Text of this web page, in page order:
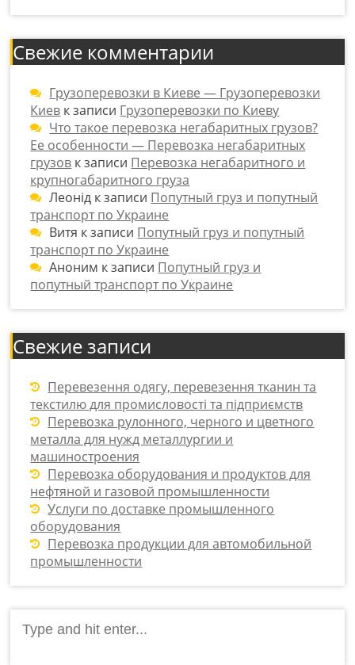
Свежие комментарии
Грузоперевозки в Киеве — Грузоперевозки
Киев к записи Грузоперевозки по Киеву
Что такое перевозка негабаритных грузов?
Ее особенности — Перевозка негабаритных
грузов к записи Перевозка негабаритного и
крупногабаритного груза
Леонід к записи Попутный груз и попутный
транспорт по Украине
Витя к записи Попутный груз и попутный
транспорт по Украине
Аноним к записи Попутный груз и
попутный транспорт по Украине
Свежие записи
Перевезення одягу, перевезення тканин та
текстилю для промисловості та підприємств
Перевозка рулонного, черного и цветного
металла для нужд металлургии и
машиностроения
Перевозка оборудования и продуктов для
нефтяной и газовой промышленности
Услуги по доставке промышленного
оборудования
Перевозка продукции для автомобильной
промышленности
for: